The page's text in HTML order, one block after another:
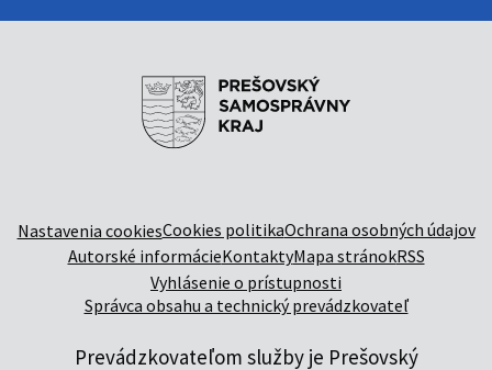
Nastavenia cookiesCookies politikaOchrana osobných údajov
Autorské informácieKontaktyMapa stránokRSS
Vyhlásenie o prístupnosti
Správca obsahu a technický prevádzkovateľ
Prevádzkovateľom služby je Prešovský